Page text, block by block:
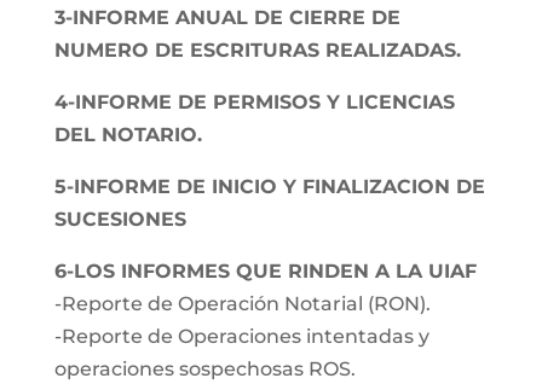
3-INFORME ANUAL DE CIERRE DE
NUMERO DE ESCRITURAS REALIZADAS.
4-INFORME DE PERMISOS Y LICENCIAS
DEL NOTARIO.
5-INFORME DE INICIO Y FINALIZACION DE
SUCESIONES
6-LOS INFORMES QUE RINDEN A LA UIAF
-Reporte de Operación Notarial (RON).
-Reporte de Operaciones intentadas y
operaciones sospechosas ROS.